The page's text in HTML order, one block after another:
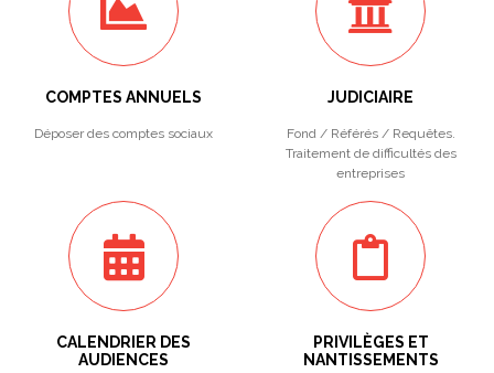
COMPTES ANNUELS
Déposer des comptes sociaux
JUDICIAIRE
Fond / Référés / Requêtes.
Traitement de difficultés des
entreprises
CALENDRIER DES
AUDIENCES
PRIVILÈGES ET
NANTISSEMENTS